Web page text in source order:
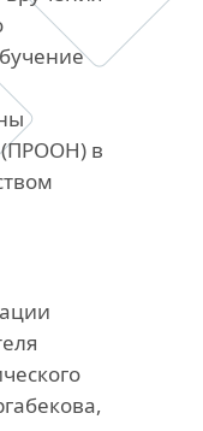
(ПРООН) в